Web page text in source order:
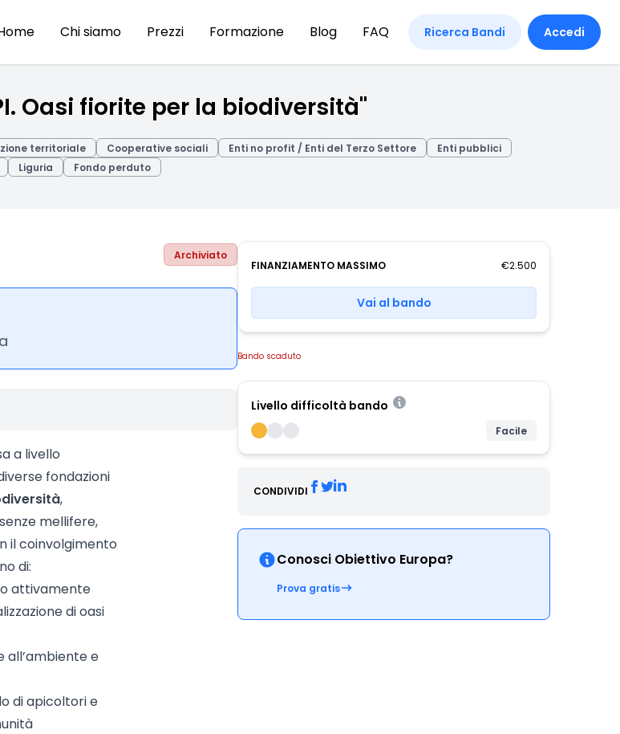
Chi siamo Prezzi Formazione Blog FAQ Ricerca Bandi Accedi
Oasi fiorite per la biodiversità"
territoriale Cooperative sociali Enti no profit / Enti del Terzo Settore
Enti pubblici
Liguria Fondo perduto
Archiviato
a livello
fondazioni
,
mellifere,
il coinvolgimento
di:
attivamente
di oasi
all’ambiente e
di apicoltori e
FINANZIAMENTO MASSIMO €2.500
Vai al bando
Bando scaduto
Livello difficoltà bando
Facile
CONDIVIDI
Conosci Obiettivo Europa?
Prova gratis